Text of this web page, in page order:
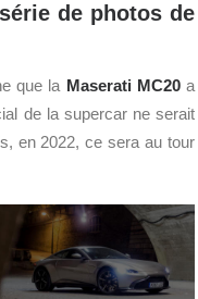
de photos de
que la Maserati MC20a
de la supercar ne serait
en 2022, ce sera au tour